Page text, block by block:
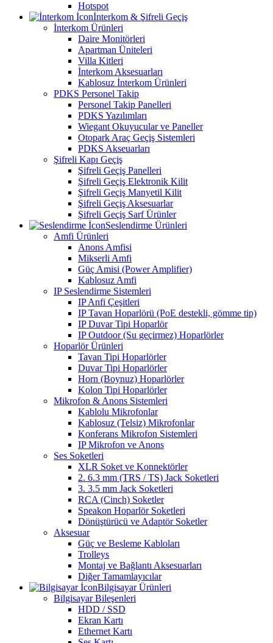
Hotspot
İnterkom & Şifreli Geçiş
İnterkom Ürünleri
Daire Monitörleri
Apartman Üniteleri
Villa Kitleri
İnterkom Aksesuarları
Kablosuz İnterkom Ürünleri
PDKS Personel Takip
Personel Takip Panelleri
PDKS Yazılımları
Wiegant Okuyucular ve Paneller
Otopark Araç Geçiş Sistemleri
PDKS Akseuarları
Şifreli Kapı Geçiş
Şifreli Geçiş Panelleri
Şifreli Geçiş Elektronik Kilit
Şifreli Geçiş Manyetil Kilit
Şifreli Geçiş Aksesuarlar
Şifreli Geçiş Sarf Ürünler
Seslendirme Ürünleri
Amfi Ürünleri
Anons Amfisi
Mikserli Amfi
Güç Amisi (Power Amplifier)
Kablosuz Amfi
IP Seslendirme Sistemleri
IP Anfi Çeşitleri
IP Tavan Hoparlörü (PoE destekli, gömme tip)
IP Duvar Tipi Hoparlör
IP Outdoor (Su geçirmez) Hoparlörler
Hoparlör Ürünleri
Tavan Tipi Hoparlörler
Duvar Tipi Hoparlörler
Horn (Boynuz) Hoparlörler
Kolon Tipi Hoparlörler
Mikrofon & Anons Sistemleri
Kablolu Mikrofonlar
Kablosuz (Telsiz) Mikrofonlar
Konferans Mikrofon Sistemleri
IP Mikrofon ve Anons
Ses Soketleri
XLR Soket ve Konnektörler
2. 6.3 mm (TRS / TS) Jack Soketleri
3. 3.5 mm Jack Soketleri
RCA (Cinch) Soketler
Speakon Hoparlör Soketleri
Dönüştürücü ve Adaptör Soketler
Aksesuar
Güç ve Besleme Kabloları
Trolleys
Montaj ve Bağlantı Aksesuarları
Diğer Tamamlayıcılar
Bilgisayar Ürünleri
Bilgisayar Bileşenleri
HDD / SSD
Ekran Kartı
Ethernet Kartı